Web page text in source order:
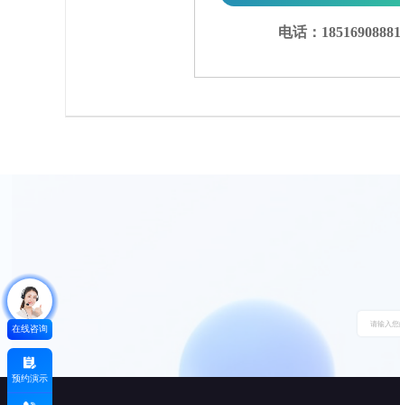
电话：18516908881
在线咨询
预约演示